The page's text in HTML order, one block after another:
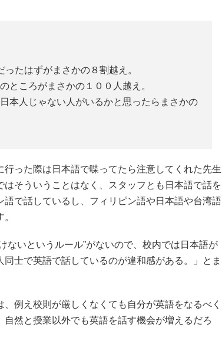
たはずがまさかの８割越え。
ところがまさかの１００人越え。
本人じゃない人がいるかと思ったらまさかの
行った際は日本語で喋ってたら注意してくれた先生
はそういうことはなく、スタッフとも日本語で話を
語で話しているし、フィリピン語や日本語や台湾語
ないというルール”がないので、校内では日本語が
士で英語で話しているのが違和感がある。」とま
例え校則が厳しくなくても自分が英語をなるべく
然と授業以外でも英語を話す機会が増えるだろ